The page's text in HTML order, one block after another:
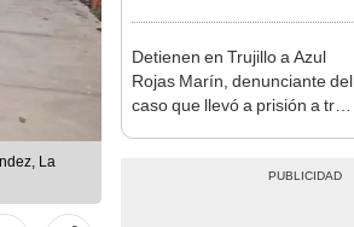
La
Detienen en Trujillo a Azul
Rojas Marín, denunciante del
caso que llevó a prisión a tres